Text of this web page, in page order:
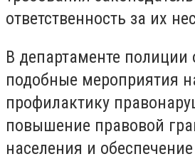
ответственность за их
В департаменте полиции
подобные мероприятия
профилактику
повышение правовой
населения и